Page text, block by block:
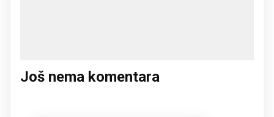
Još nema komentara